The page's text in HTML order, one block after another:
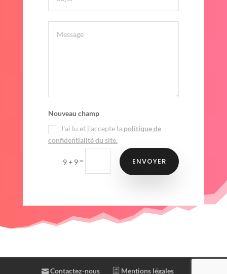
Nouveau champ
J'ai lu et j'accepte la politique de
confidentialité du site.
9 + 9 = ENVOYER
Contactez-nous Mentions légales